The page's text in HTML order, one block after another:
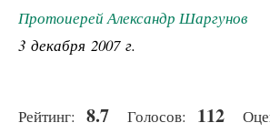
Протоиерей Александр Шаргунов
3 декабря 2007 г.
Рейтинг: 8.7 Голосов: 112